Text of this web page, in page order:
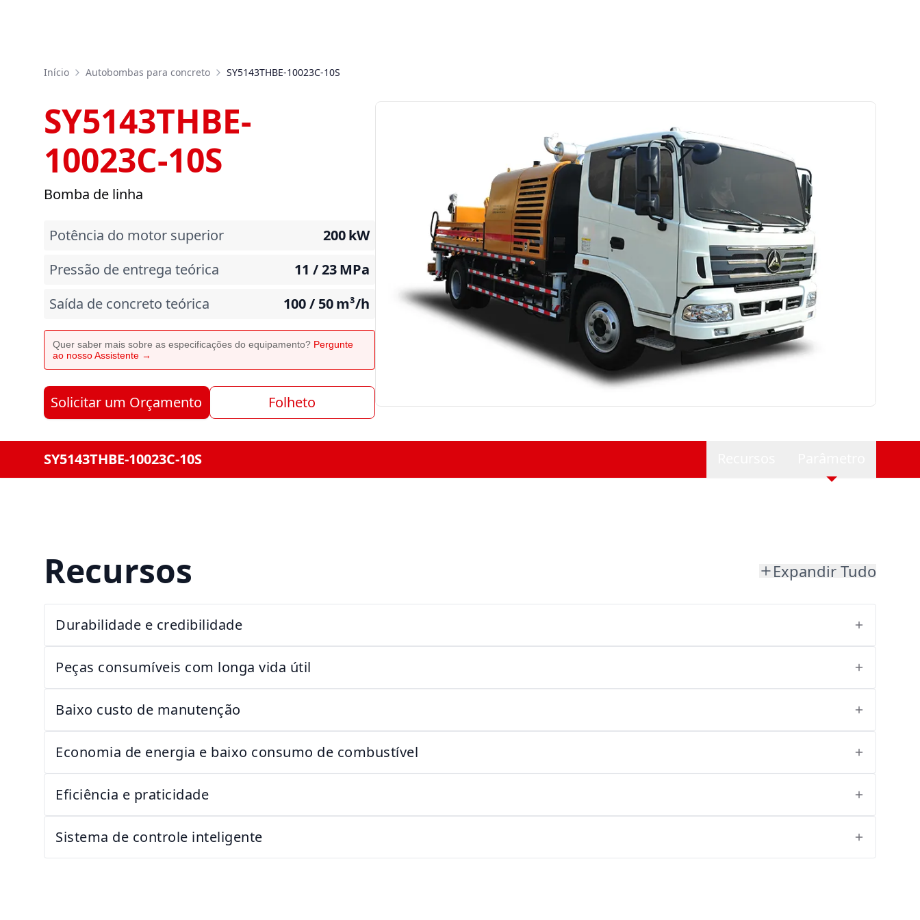
Início Autobombas para concreto SY5143THBE-10023C-10S
SY5143THBE-
10023C-10S
Bomba de linha
Potência do motor superior 200kW
Pressão de entrega teórica
11 / 23MPa
Saída de concreto teórica
100 / 50m³/h
Quer saber mais sobre as especificações do equipamento? Pergunte
ao nosso Assistente →
Solicitar um Orçamento Folheto
SY5143THBE-10023C-10S
Recursos Expandir Tudo
Durabilidade e credibilidade
Peças consumíveis com longa vida útil
Baixo custo de manutenção
Economia de energia e baixo consumo de combustível
Eficiência e praticidade
Sistema de controle inteligente